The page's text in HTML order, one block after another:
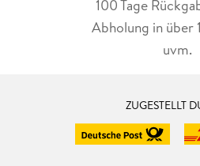
100 Tage
Abholung in über
uvm.
ZUGESTELLT